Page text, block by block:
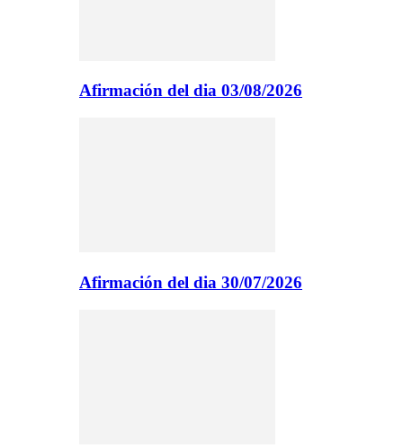
Afirmación del dia 03/08/2026
Afirmación del dia 30/07/2026